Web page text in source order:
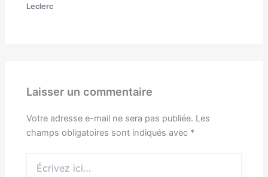
Leclerc
Laisser un commentaire
Votre adresse e-mail ne sera pas publiée. Les
champs obligatoires sont indiqués avec *
ici…